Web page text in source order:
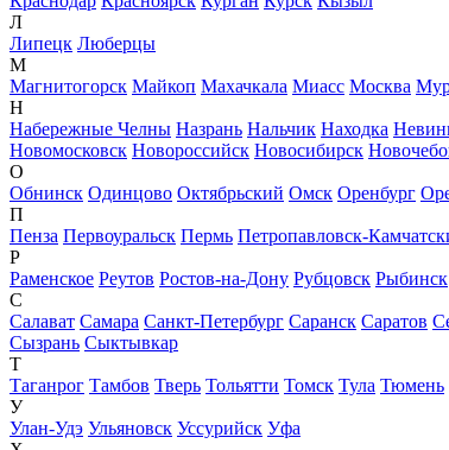
Л
Липецк Люберцы
М
Магнитогорск Майкоп Махачкала Миасс Москва
Н
Набережные Челны Назрань Нальчик Находка
Новомосковск Новороссийск Новосибирск
О
Обнинск Одинцово Октябрьский Омск Оренбург
П
Пенза Первоуральск Пермь Петропавловск-
Р
Раменское Реутов Ростов-на-Дону Рубцовск Рыбинск
С
Салават Самара Санкт-Петербург Саранск Саратов
Сызрань Сыктывкар
Т
Таганрог Тамбов Тверь Тольятти Томск Тула Тюмень
У
Улан-Удэ Ульяновск Уссурийск Уфа